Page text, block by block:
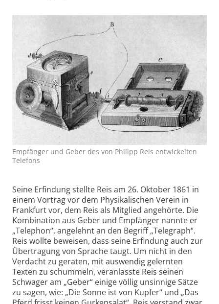
Empfänger und Geber des von Philipp Reis entwickelten
Telefons
Seine Erfindung stellte Reis am 26. Oktober 1861 in
einem Vortrag vor dem Physikalischen Verein in
Frankfurt vor, dem Reis als Mitglied angehörte. Die
Kombination aus Geber und Empfänger nannte er
„Telephon“, angelehnt an den Begriff „Telegraph“.
Reis wollte beweisen, dass seine Erfindung auch zur
Übertragung von Sprache taugt. Um nicht in den
Verdacht zu geraten, mit auswendig gelernten
Texten zu schummeln, veranlasste Reis seinen
Schwager am „Geber“ einige völlig unsinnige Sätze
zu sagen, wie: „Die Sonne ist von Kupfer“ und „Das